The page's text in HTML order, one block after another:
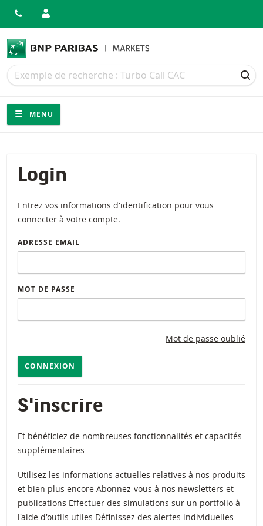
Recherche
Recherche
Navigation
Navigation sur le site
MENU
Login
Entrez vos informations d'identification pour vous
connecter à votre compte.
ADRESSE EMAIL
MOT DE PASSE
Mot de passe oublié
CONNEXION
S'inscrire
Et bénéficiez de nombreuses fonctionnalités et capacités
supplémentaires
Utilisez les informations actuelles relatives à nos produits
et bien plus encore Abonnez-vous à nos newsletters et
publications Effectuer des simulations sur un portfolio à
l'aide d'outils utiles Définissez des alertes individuelles